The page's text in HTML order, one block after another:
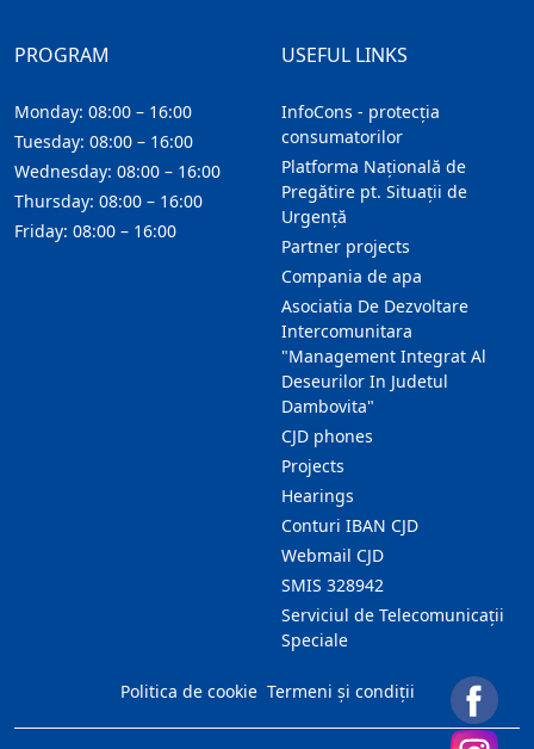
USEFUL LINKS
InfoCons - protecția
consumatorilor
Platforma Națională de
Pregătire pt. Situații de
Urgență
Partner projects
Compania de apa
Asociatia De Dezvoltare
Intercomunitara
"Management Integrat Al
Deseurilor In Judetul
Dambovita"
CJD phones
Projects
Hearings
Conturi IBAN CJD
Webmail CJD
SMIS 328942
Serviciul de Telecomunicații
Speciale
PROGRAM
Monday: 08:00 – 16:00
Tuesday: 08:00 – 16:00
Wednesday: 08:00 – 16:00
Thursday: 08:00 – 16:00
Friday: 08:00 – 16:00
Politica de cookie Termeni și condiții